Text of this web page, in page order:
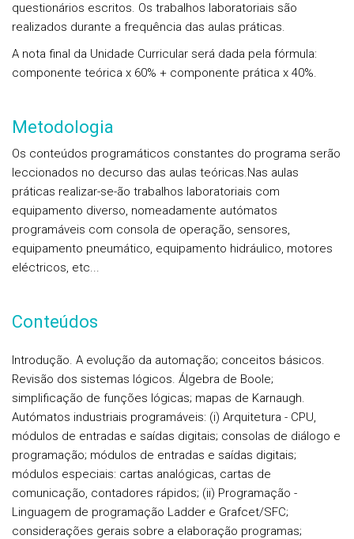
questionários escritos. Os trabalhos laboratoriais são
realizados durante a frequência das aulas práticas.
A nota final da Unidade Curricular será dada pela fórmula:
componente teórica x 60% + componente prática x 40%.
Metodologia
Os conteúdos programáticos constantes do programa serão
leccionados no decurso das aulas teóricas.Nas aulas
práticas realizar-se-ão trabalhos laboratoriais com
equipamento diverso, nomeadamente autómatos
programáveis com consola de operação, sensores,
equipamento pneumático, equipamento hidráulico, motores
eléctricos, etc...
Conteúdos
Introdução. A evolução da automação; conceitos básicos.
Revisão dos sistemas lógicos. Álgebra de Boole;
simplificação de funções lógicas; mapas de Karnaugh.
Autómatos industriais programáveis: (i) Arquitetura - CPU,
módulos de entradas e saídas digitais; consolas de diálogo e
programação; módulos de entradas e saídas digitais;
módulos especiais: cartas analógicas, cartas de
comunicação, contadores rápidos; (ii) Programação -
Linguagem de programação Ladder e Grafcet/SFC;
considerações gerais sobre a elaboração programas;